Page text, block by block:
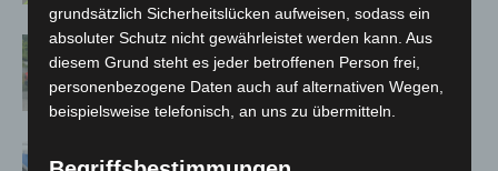
Region Hannover: 21 neue
Notfallsanitäter starten beim Roten
Kreuz
grundsätzlich Sicherheitslücken aufweisen, sodass ein
absoluter Schutz nicht gewährleistet werden kann. Aus
diesem Grund steht es jeder betroffenen Person frei,
personenbezogene Daten auch auf alternativen Wegen,
beispielsweise telefonisch, an uns zu übermitteln.